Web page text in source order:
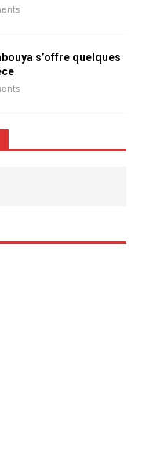
s’offre quelques